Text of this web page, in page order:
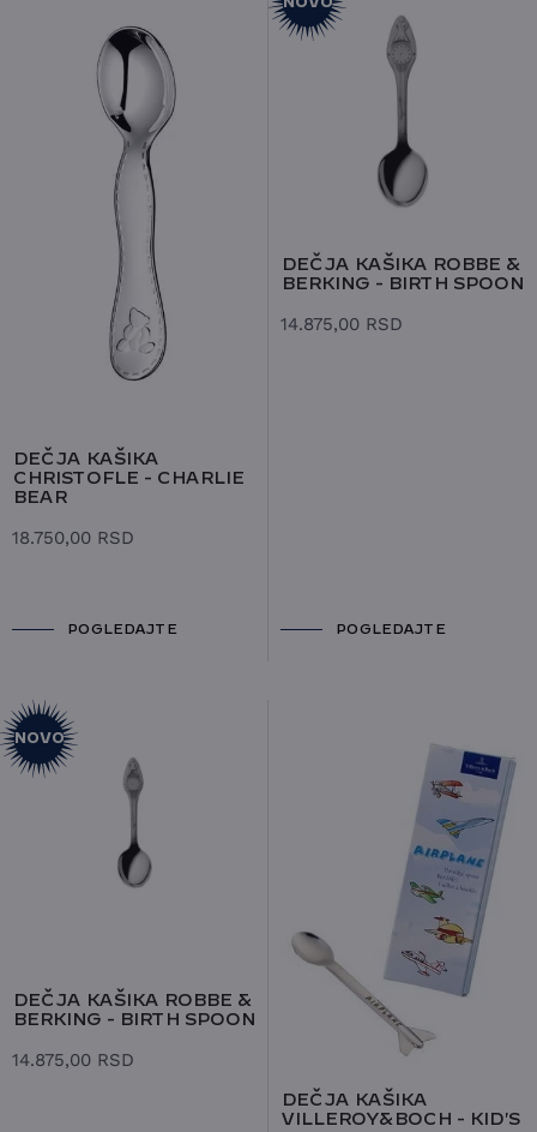
DEČJA KAŠIKA
CHRISTOFLE - CHARLIE
BEAR
18.750,00 RSD
POGLEDAJTE
DEČJA KAŠIKA ROBBE &
BERKING - BIRTH SPOON
14.875,00 RSD
POGLEDAJTE
NOVO
DEČJA KAŠIKA ROBBE &
BERKING - BIRTH SPOON
14.875,00 RSD
DEČJA KAŠIKA
VILLEROY&BOCH - KID'S